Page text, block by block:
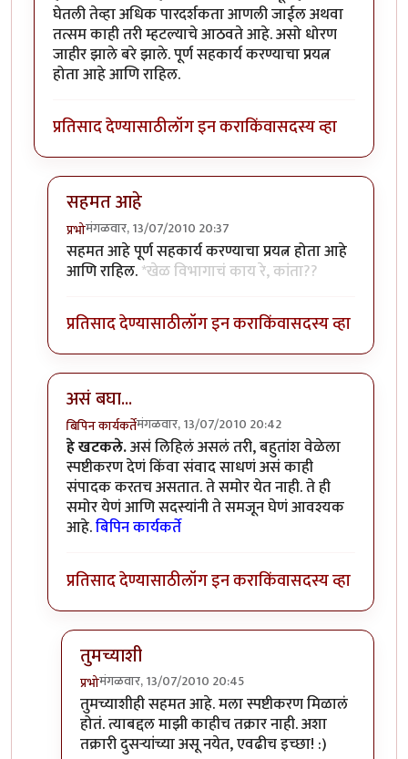
घेतली तेव्हा अधिक पारदर्शकता आणली जाईल अथवा
तत्सम काही तरी म्हटल्याचे आठवते आहे. असो धोरण
जाहीर झाले बरे झाले. पूर्ण सहकार्य करण्याचा प्रयत्न
होता आहे आणि राहिल.
प्रतिसाद देण्यासाठीलॉग इन कराकिंवासदस्य व्हा
सहमत आहे
प्रभोमंगळवार, 13/07/2010 20:37
In reply toत्याविषयीbyलंबूटांग
सहमत आहे पूर्ण सहकार्य करण्याचा प्रयत्न होता आहे
आणि राहिल.*खेळ विभागाचं काय रे, कांता??
प्रतिसाद देण्यासाठीलॉग इन कराकिंवासदस्य व्हा
असं बघा...
बिपिन कार्यकर्तेमंगळवार, 13/07/2010 20:42
In reply toत्याविषयीbyलंबूटांग
हे खटकले.असं लिहिलं असलं तरी, बहुतांश वेळेला
स्पष्टीकरण देणं किंवा संवाद साधणं असं काही
संपादक करतच असतात. ते समोर येत नाही. ते ही
समोर येणं आणि सदस्यांनी ते समजून घेणं आवश्यक
आहे.बिपिन कार्यकर्ते
प्रतिसाद देण्यासाठीलॉग इन कराकिंवासदस्य व्हा
तुमच्याशी
प्रभोमंगळवार, 13/07/2010 20:45
In reply toअसं बघा...byबिपिन कार्यकर्ते
तुमच्याशीही सहमत आहे. मला स्पष्टीकरण मिळालं
होतं. त्याबद्दल माझी काहीच तक्रार नाही. अशा
तक्रारी दुसर्‍यांच्या असू नयेत, एवढीच इच्छा! :)